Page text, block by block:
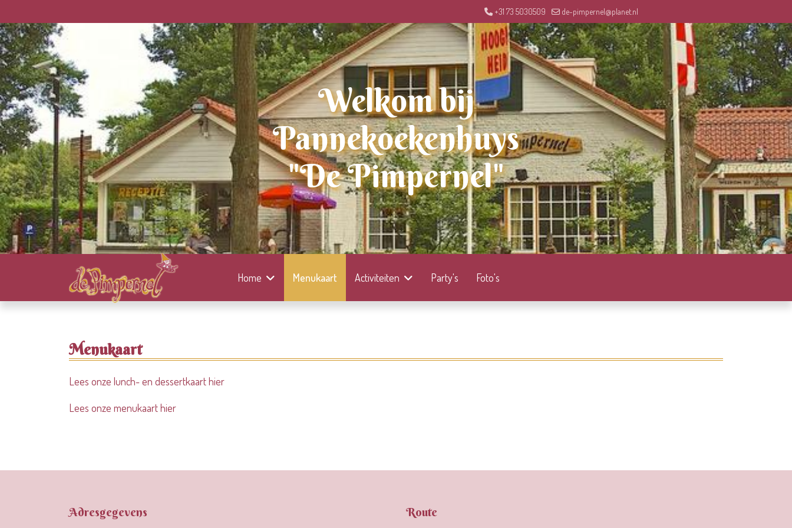
+31 73 5030509 de-pimpernel@planet.nl
Welkom bij
Pannekoekenhuys
"De Pimpernel"
Home Menukaart Activiteiten Party's Foto's
Menukaart
Lees onze lunch- en dessertkaart hier
Lees onze menukaart hier
Adresgegevens Route